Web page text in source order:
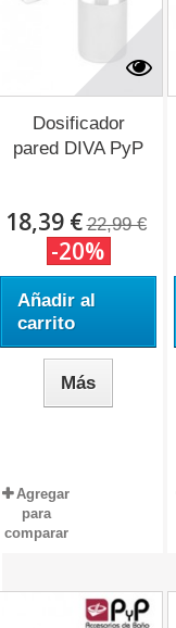
Dosificador
pared DIVA PyP
18,39 € 22,99 €
-20%
Añadir al
carrito
Más
Agregar
para
comparar